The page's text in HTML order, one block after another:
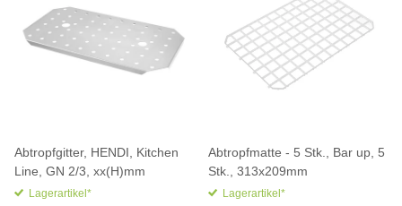
Abtropfgitter, HENDI, Kitchen
Line, GN 2/3, xx(H)mm
Lagerartikel*
Abtropfmatte - 5 Stk., Bar up, 5
Stk., 313x209mm
Lagerartikel*